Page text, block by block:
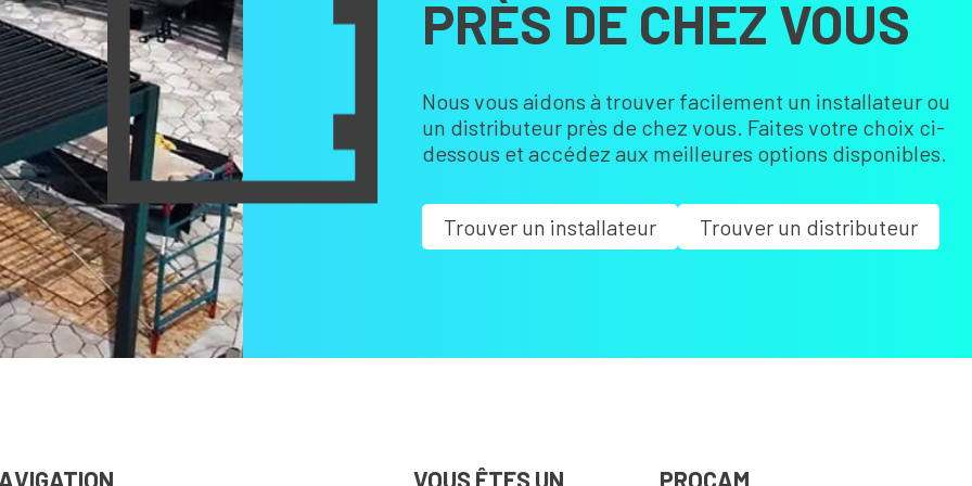
PRÈS DE CHEZ VOUS
Nous vous aidons à trouver facilement un installateur ou
un distributeur près de chez vous. Faites votre choix ci-
dessous et accédez aux meilleures options disponibles.
Trouver un installateur Trouver un distributeur
VOUS ÊTES UN PROCAM